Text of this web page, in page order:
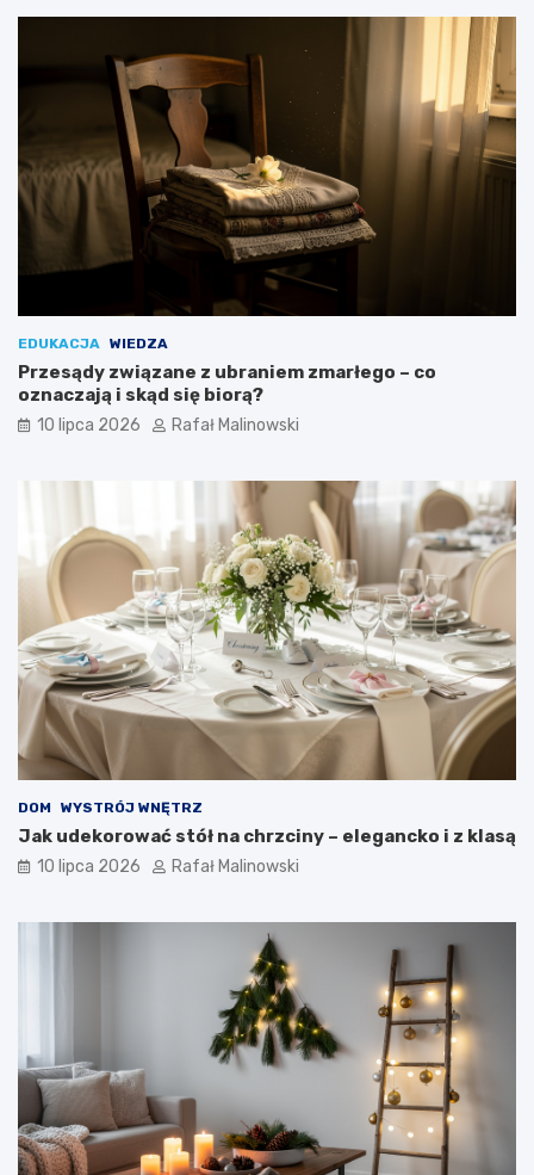
EDUKACJA WIEDZA
Przesądy związane z ubraniem zmarłego – co
oznaczają i skąd się biorą?
10 lipca 2026 Rafał Malinowski
DOM WYSTRÓJ WNĘTRZ
Jak udekorować stół na chrzciny – elegancko i z klasą
10 lipca 2026 Rafał Malinowski